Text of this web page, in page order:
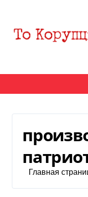
содержанию
Главная